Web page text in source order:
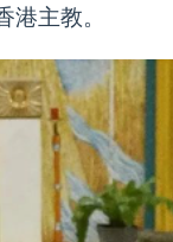
主教。